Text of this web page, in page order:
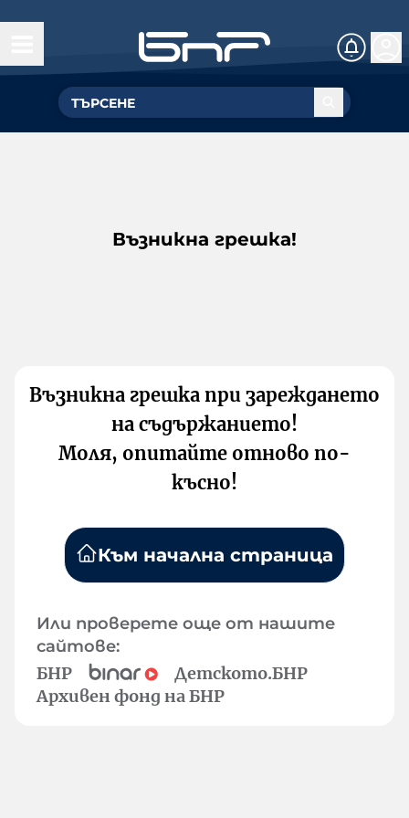
Възникна грешка!
Възникна грешка при зареждането
на съдържанието!
Моля, опитайте отново по-
късно!
Към начална страница
Или проверете още от нашите
сайтове:
БНР
Детското.БНР
Архивен фонд на БНР